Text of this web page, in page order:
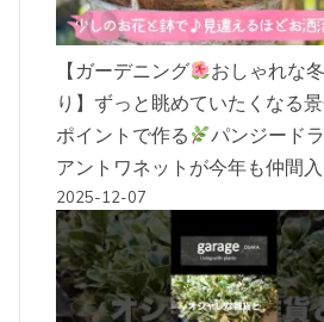
【ガーデニング
おしゃれな
り】ずっと眺めていたくなる
ポイントで作る
パンジード
アントワネットが今年も仲間
2025-12-07